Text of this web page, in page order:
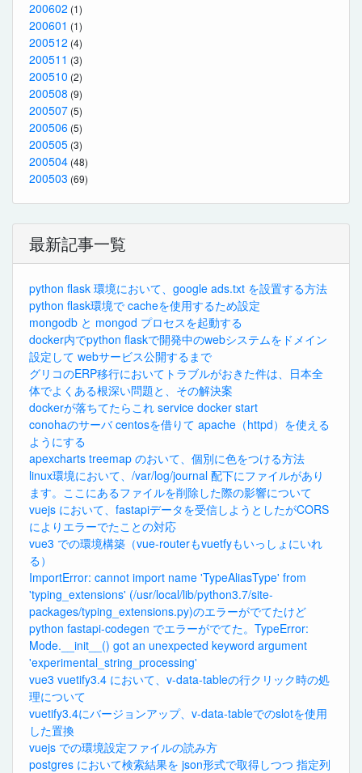
200602 (1)
200601 (1)
200512 (4)
200511 (3)
200510 (2)
200508 (9)
200507 (5)
200506 (5)
200505 (3)
200504 (48)
200503 (69)
最新記事一覧
python flask 環境において、google ads.txt を設置する方法
python flask環境で cacheを使用するため設定
mongodb と mongod プロセスを起動する
docker内でpython flaskで開発中のwebシステムをドメイン
設定して webサービス公開するまで
グリコのERP移行においてトラブルがおきた件は、日本全
体でよくある根深い問題と、その解決案
dockerが落ちてたらこれ service docker start
conohaのサーバ centosを借りて apache（httpd）を使える
ようにする
apexcharts treemap のおいて、個別に色をつける方法
linux環境において、/var/log/journal 配下にファイルがあり
ます。ここにあるファイルを削除した際の影響について
vuejs において、fastapiデータを受信しようとしたがCORS
によりエラーでたことの対応
vue3 での環境構築（vue-routerもvuetfyもいっしょにいれ
る）
ImportError: cannot import name 'TypeAliasType' from
'typing_extensions' (/usr/local/lib/python3.7/site-
packages/typing_extensions.py)のエラーがでてたけど
python fastapi-codegen でエラーがでてた。TypeError:
Mode.__init__() got an unexpected keyword argument
'experimental_string_processing'
vue3 vuetify3.4 において、v-data-tableの行クリック時の処
理について
vuetify3.4にバージョンアップ、v-data-tableでのslotを使用
した置換
vuejs での環境設定ファイルの読み方
postgres において検索結果を json形式で取得しつつ 指定列